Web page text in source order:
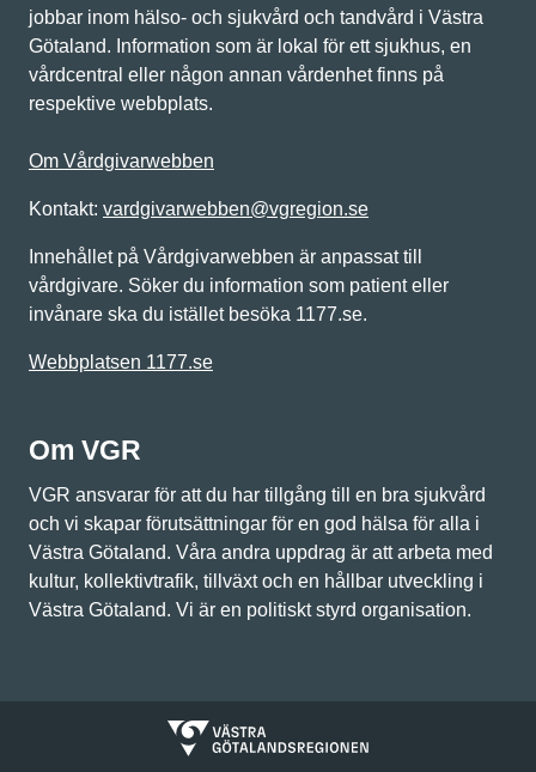
jobbar inom hälso- och sjukvård och tandvård i Västra
Götaland. Information som är lokal för ett sjukhus, en
vårdcentral eller någon annan vårdenhet finns på
respektive webbplats.
Om Vårdgivarwebben
Kontakt: vardgivarwebben@vgregion.se
Innehållet på Vårdgivarwebben är anpassat till
vårdgivare. Söker du information som patient eller
invånare ska du istället besöka 1177.se.
Webbplatsen 1177.se
Om VGR
VGR ansvarar för att du har tillgång till en bra sjukvård
och vi skapar förutsättningar för en god hälsa för alla i
Västra Götaland. Våra andra uppdrag är att arbeta med
kultur, kollektivtrafik, tillväxt och en hållbar utveckling i
Västra Götaland. Vi är en politiskt styrd organisation.